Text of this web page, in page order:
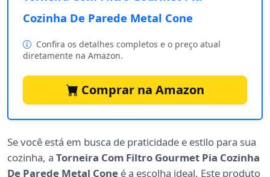
Cozinha De Parede Metal Cone
Confira os detalhes completos e o preço atual
diretamente na Amazon.
Comprar na Amazon
Se você está em busca de praticidade e estilo para sua
cozinha, a Torneira Com Filtro Gourmet Pia Cozinha
De Parede Metal Cone é a escolha ideal. Este produto